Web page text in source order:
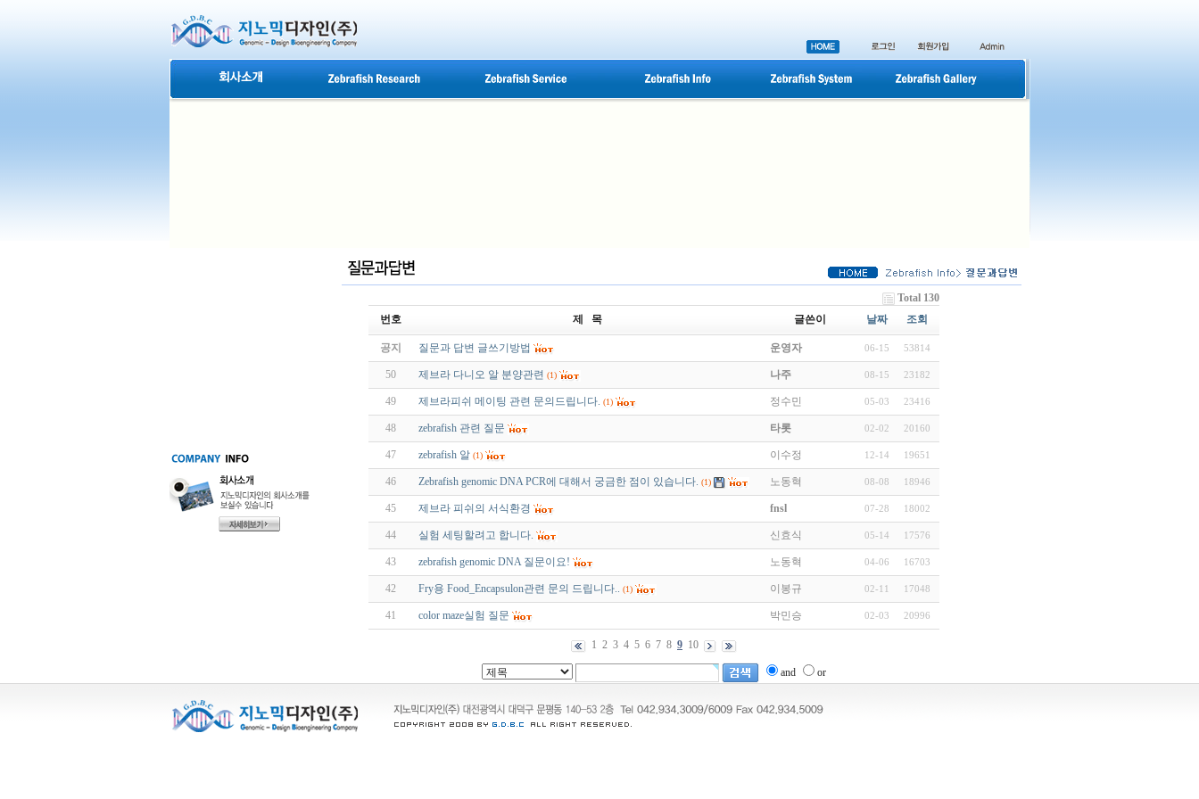
Total 130
번호
제 목 글쓴이 날짜 조회
공지 질문과 답변 글쓰기방법 운영자 06-15 53814
50 제브라 다니오 알 분양관련 (1) 나주 08-15 23182
49 제브라피쉬 메이팅 관련 문의드립니다. (1) 정수민 05-03 23416
48 zebrafish 관련 질문 타롯 02-02 20160
47 zebrafish 알 (1) 이수정 12-14 19651
46 Zebrafish genomic DNA PCR에 대해서 궁금한 점이 있습니다. (1) 노동혁 08-08 18946
45 제브라 피쉬의 서식환경 fnsl 07-28 18002
44 실험 세팅할려고 합니다. 신효식 05-14 17576
43 zebrafish genomic DNA 질문이요! 노동혁 04-06 16703
42 Fry용 Food_Encapsulon관련 문의 드립니다.. (1) 이봉규 02-11 17048
41 color maze실험 질문 박민승 02-03 20996
1 2 3 4 5 6 7 8 9 10
and or